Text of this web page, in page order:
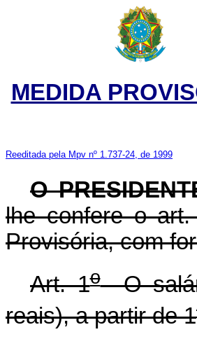
MEDIDA
Reeditada pela Mpv nº 1.737-24, de 1999
O
lhe confere o
Provisória, com
Art. 1oO
reais), a partir de 1